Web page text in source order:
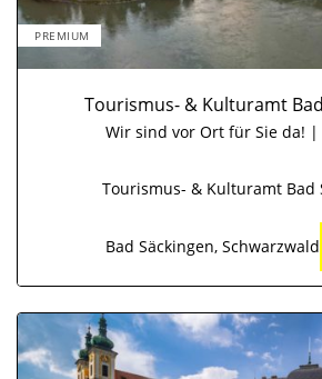
PREMIUM
Tourismus- & Kulturamt
Wir sind vor Ort für Sie da!
Tourismus- & Kulturamt Bad
Bad Säckingen, Schwarzwald